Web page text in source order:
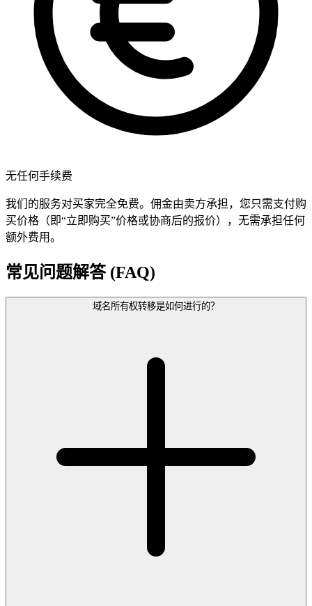
无任何手续费
我们的服务对买家完全免费。佣金由卖方承担，您只需支付购
买价格（即“立即购买”价格或协商后的报价），无需承担任何
额外费用。
常见问题解答 (FAQ)
域名所有权转移是如何进行的？